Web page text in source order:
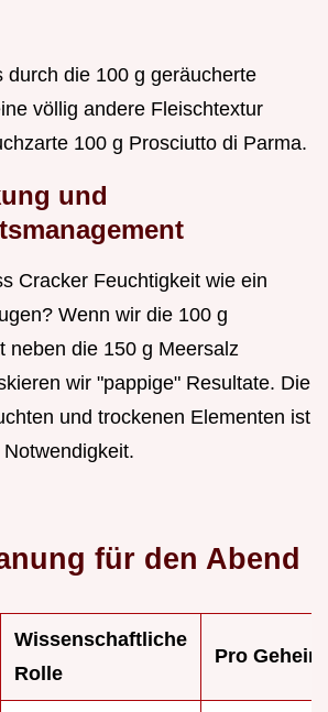
durch die 100 g geräucherte
völlig andere Fleischtextur
100 g Prosciutto di Parma.
und
Cracker Feuchtigkeit wie ein
Wenn wir die 100 g
neben die 150 g Meersalz
wir "pappige" Resultate. Die
und trockenen Elementen ist
für den Abend
Wissenschaftliche
Rolle
Pro